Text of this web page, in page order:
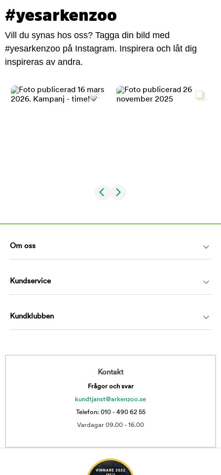
#yesarkenzoo
Vill du synas hos oss? Tagga din bild med
#yesarkenzoo på Instagram. Inspirera och låt dig
inspireras av andra.
Om oss
Kundservice
Kundklubben
Kontakt
Frågor och svar
kundtjanst@arkenzoo.se
Telefon: 010 - 490 62 55
Vardagar 09.00 - 16.00